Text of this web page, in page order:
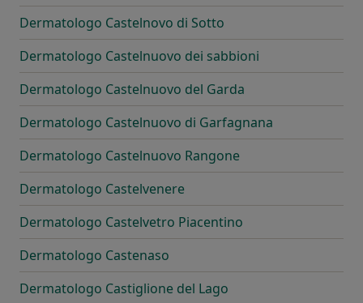
Dermatologo Castelnovo di Sotto
Dermatologo Castelnuovo dei sabbioni
Dermatologo Castelnuovo del Garda
Dermatologo Castelnuovo di Garfagnana
Dermatologo Castelnuovo Rangone
Dermatologo Castelvenere
Dermatologo Castelvetro Piacentino
Dermatologo Castenaso
Dermatologo Castiglione del Lago